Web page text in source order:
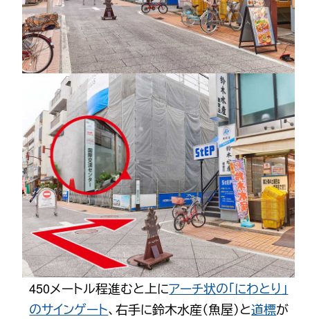
450メートル程進むと上にアーチ状の「にわとり」
のサインゲート、右手に鈴木水産（魚屋）と道標が